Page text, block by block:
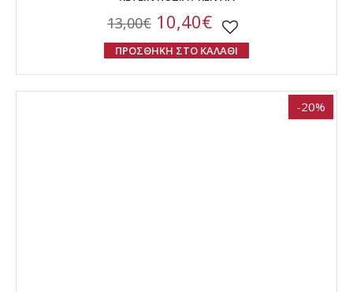
13,00€ 10,40€
ΠΡΟΣΘΗΚΗ ΣΤΟ ΚΑΛΑΘΙ
-20%